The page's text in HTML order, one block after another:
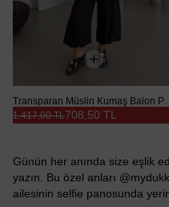
Transparan
708,50 TL
1.417,00 TL
Günün her anında size eşlik
yazın. Bu özel anları
ailesinin selfie panosunda